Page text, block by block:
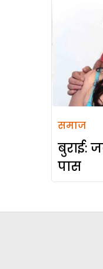
समाज
बुराई:
पास